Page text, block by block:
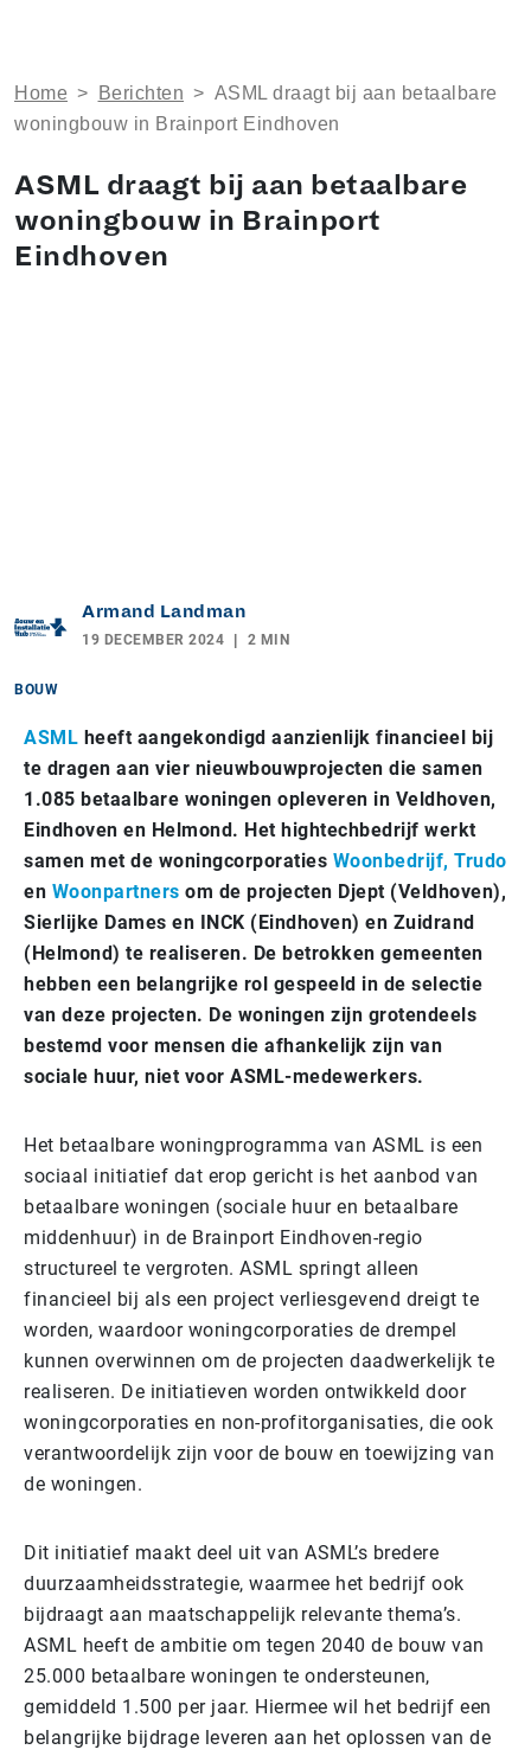
Home > Berichten > ASML draagt bij aan betaalbare
woningbouw in Brainport Eindhoven
ASML draagt bij aan betaalbare
woningbouw in Brainport
Eindhoven
Armand Landman
19 DECEMBER 2024 2 MIN
BOUW
ASML heeft aangekondigd aanzienlijk financieel bij
te dragen aan vier nieuwbouwprojecten die samen
1.085 betaalbare woningen opleveren in Veldhoven,
Eindhoven en Helmond. Het hightechbedrijf werkt
samen met de woningcorporaties Woonbedrijf, Trudo
en Woonpartners om de projecten Djept (Veldhoven),
Sierlijke Dames en INCK (Eindhoven) en Zuidrand
(Helmond) te realiseren. De betrokken gemeenten
hebben een belangrijke rol gespeeld in de selectie
van deze projecten. De woningen zijn grotendeels
bestemd voor mensen die afhankelijk zijn van
sociale huur, niet voor ASML-medewerkers.
Het betaalbare woningprogramma van ASML is een
sociaal initiatief dat erop gericht is het aanbod van
betaalbare woningen (sociale huur en betaalbare
middenhuur) in de Brainport Eindhoven-regio
structureel te vergroten. ASML springt alleen
financieel bij als een project verliesgevend dreigt te
worden, waardoor woningcorporaties de drempel
kunnen overwinnen om de projecten daadwerkelijk te
realiseren. De initiatieven worden ontwikkeld door
woningcorporaties en non-profitorganisaties, die ook
verantwoordelijk zijn voor de bouw en toewijzing van
de woningen.
Dit initiatief maakt deel uit van ASML’s bredere
duurzaamheidsstrategie, waarmee het bedrijf ook
bijdraagt aan maatschappelijk relevante thema’s.
ASML heeft de ambitie om tegen 2040 de bouw van
25.000 betaalbare woningen te ondersteunen,
gemiddeld 1.500 per jaar. Hiermee wil het bedrijf een
belangrijke bijdrage leveren aan het oplossen van de